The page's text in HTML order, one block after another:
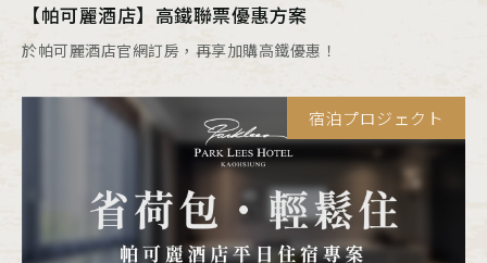
【帕可麗酒店】高鐵聯票優惠方案
於帕可麗酒店官網訂房，再享加購高鐵優惠！
宿泊プロジェクト